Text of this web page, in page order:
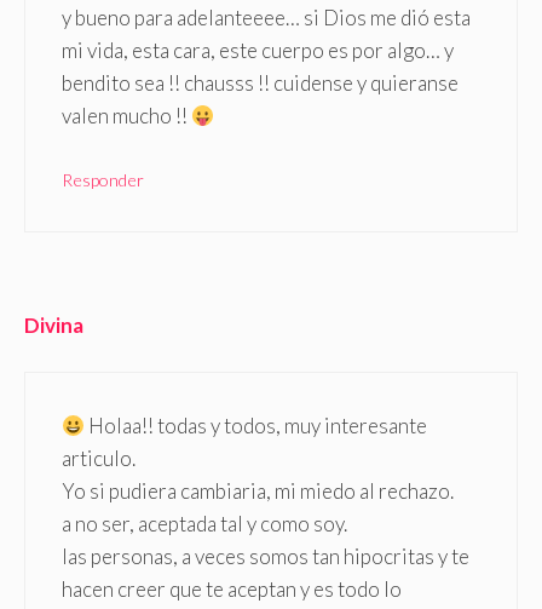
y bueno para adelanteeee… si Dios me dió esta
mi vida, esta cara, este cuerpo es por algo… y
bendito sea !! chausss !! cuidense y quieranse
valen mucho !!
Responder
Divina
Holaa!! todas y todos, muy interesante
articulo.
Yo si pudiera cambiaria, mi miedo al rechazo.
a no ser, aceptada tal y como soy.
las personas, a veces somos tan hipocritas y te
hacen creer que te aceptan y es todo lo